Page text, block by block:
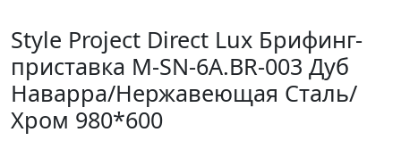
Style Project Direct Lux Брифинг-
приставка M-SN-6A.BR-003 Дуб
Наварра/Нержавеющая Сталь/
Хром 980*600